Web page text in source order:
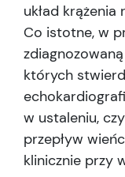
układ
Co istotne, w
których
w ustaleniu,
przepływ
klinicznie przy